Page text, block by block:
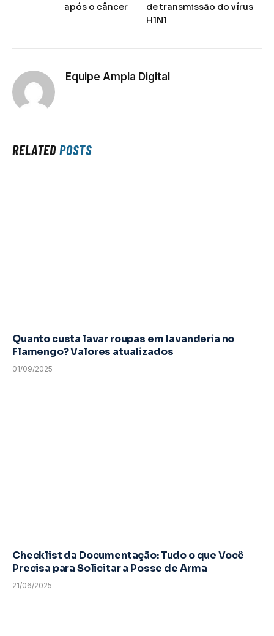
após o câncer
de transmissão do vírus
H1N1
Equipe Ampla Digital
RELATEDPOSTS
Quanto custa lavar roupas em lavanderia no
Flamengo? Valores atualizados
01/09/2025
Checklist da Documentação: Tudo o que Você
Precisa para Solicitar a Posse de Arma
21/06/2025